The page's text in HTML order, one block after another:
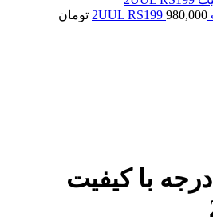
980,000
تومان
خمیر قلع 148درجه با کیفیت